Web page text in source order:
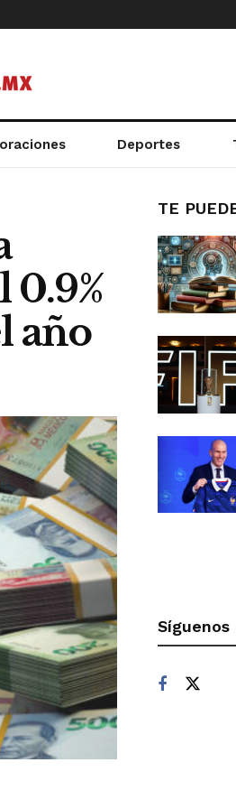
Deportes
año
TE
Síguenos